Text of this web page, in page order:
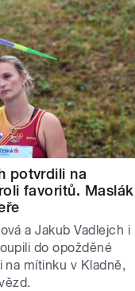
potvrdili na
favoritů. Maslák
a Jakub Vadlejch i
do opožděné
mítinku v Kladně,